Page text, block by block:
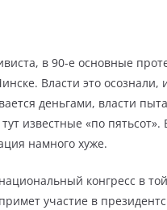
в 90-е основные
Власти это осознали,
деньгами, власти
известные «по пятьсот».
намного хуже.
конгресс в
участие в